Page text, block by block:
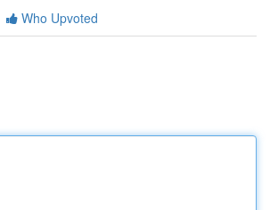
Who Upvoted